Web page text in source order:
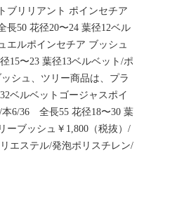
ブリリアント ポインセチア
50 花径20〜24 葉径12ベル
エルポインセチア ブッシュ
15〜23 葉径13ベルベット/ポ
シュ、ツリー商品は、プラ
ベルベットゴージャスポイ
本6/36 全長55 花径18〜30 葉
ブッシュ￥1,800（税抜）/
エステル/発泡ポリスチレン/